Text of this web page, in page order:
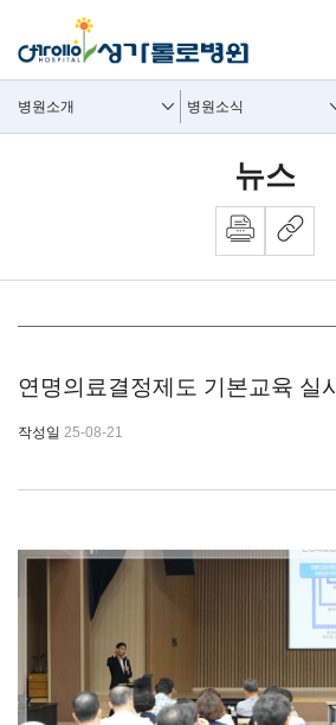
보조메뉴
병원소개 병원소식
뉴스
연명의료결정제도 기본교육 실시
작성일 25-08-21